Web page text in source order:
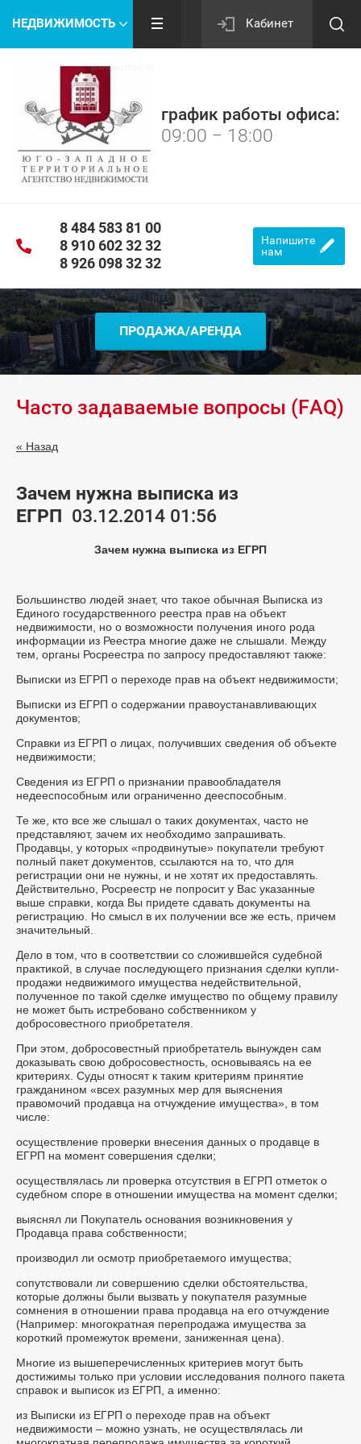
НЕДВИЖИМОСТЬ Кабинет
график работы офиса:
09:00 − 18:00
8 484 583 81 00
8 910 602 32 32
8 926 098 32 32
Напишите
нам
ПРОДАЖА/АРЕНДА
Часто задаваемые вопросы (FAQ)
« Назад
Зачем нужна выписка из
ЕГРП 03.12.2014 01:56
Зачем нужна выписка из ЕГРП
Большинство людей знает, что такое обычная Выписка из
Единого государственного реестра прав на объект
недвижимости, но о возможности получения иного рода
информации из Реестра многие даже не слышали. Между
тем, органы Росреестра по запросу предоставляют также:
Выписки из ЕГРП о переходе прав на объект недвижимости;
Выписки из ЕГРП о содержании правоустанавливающих
документов;
Справки из ЕГРП о лицах, получивших сведения об объекте
недвижимости;
Сведения из ЕГРП о признании правообладателя
недееспособным или ограниченно дееспособным.
Те же, кто все же слышал о таких документах, часто не
представляют, зачем их необходимо запрашивать.
Продавцы, у которых «продвинутые» покупатели требуют
полный пакет документов, ссылаются на то, что для
регистрации они не нужны, и не хотят их предоставлять.
Действительно, Росреестр не попросит у Вас указанные
выше справки, когда Вы придете сдавать документы на
регистрацию. Но смысл в их получении все же есть, причем
значительный.
Дело в том, что в соответствии со сложившейся судебной
практикой, в случае последующего признания сделки купли-
продажи недвижимого имущества недействительной,
полученное по такой сделке имущество по общему правилу
не может быть истребовано собственником у
добросовестного приобретателя.
При этом, добросовестный приобретатель вынужден сам
доказывать свою добросовестность, основываясь на ее
критериях. Суды относят к таким критериям принятие
гражданином «всех разумных мер для выяснения
правомочий продавца на отчуждение имущества», в том
числе:
осуществление проверки внесения данных о продавце в
ЕГРП на момент совершения сделки;
осуществлялась ли проверка отсутствия в ЕГРП отметок о
судебном споре в отношении имущества на момент сделки;
выяснял ли Покупатель основания возникновения у
Продавца права собственности;
производил ли осмотр приобретаемого имущества;
сопутствовали ли совершению сделки обстоятельства,
которые должны были вызвать у покупателя разумные
сомнения в отношении права продавца на его отчуждение
(Например: многократная перепродажа имущества за
короткий промежуток времени, заниженная цена).
Многие из вышеперечисленных критериев могут быть
достижимы только при условии исследования полного пакета
справок и выписок из ЕГРП, а именно:
из Выписки из ЕГРП о переходе прав на объект
недвижимости – можно узнать, не осуществлялась ли